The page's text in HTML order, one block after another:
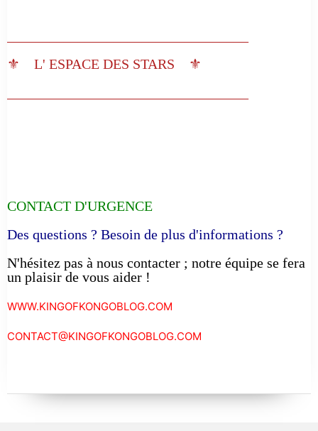
⚜️ L' ESPACE DES STARS ⚜️
CONTACT D'URGENCE
Des questions ? Besoin de plus d'informations ?
N'hésitez pas à nous contacter ; notre équipe se fera
un plaisir de vous aider !
WWW.KINGOFKONGOBLOG.COM
CONTACT@KINGOFKONGOBLOG.COM